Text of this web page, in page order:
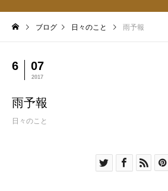
ブログ 日々のこと 雨予報
6 07
2017
雨予報
日々のこと